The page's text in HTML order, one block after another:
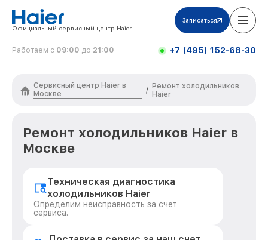
Официальный сервисный центр Haier
Записаться
Работаем с 09:00 до 21:00 +7 (495) 152-68-30
Сервисный центр Haier в
Москве
/ Ремонт холодильников
Haier
Ремонт холодильников Haier в
Москве
Техническая диагностика
холодильников Haier
Определим неисправность за счет
сервиса.